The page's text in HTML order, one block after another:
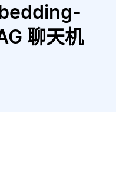
聊天机